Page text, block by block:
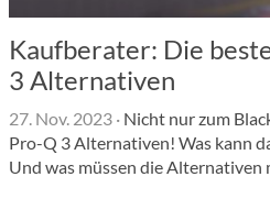
Kaufberater: Die
3 Alternativen
27. Nov. 2023 · Nicht nur zum
Pro-Q 3 Alternativen! Was kann
Und was müssen die Alternativen